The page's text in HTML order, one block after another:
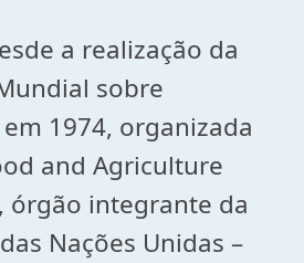
a realização da
sobre
1974, organizada
and Agriculture
órgão integrante da
Nações Unidas –